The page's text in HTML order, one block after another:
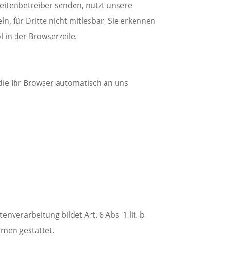
senden, nutzt unsere
für Dritte nicht mitlesbar. Sie erkennen
in der Browserzeile.
Ihr Browser automatisch an uns
bildet Art. 6 Abs. 1 lit. b
gestattet.